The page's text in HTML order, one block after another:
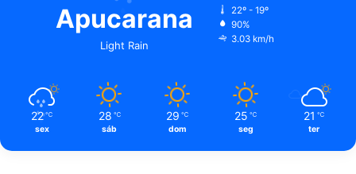
Apucarana
Light Rain
22º - 19º
90%
3.03 km/h
22 ℃
sex
28 ℃
sáb
29 ℃
dom
25 ℃
seg
21 ℃
ter